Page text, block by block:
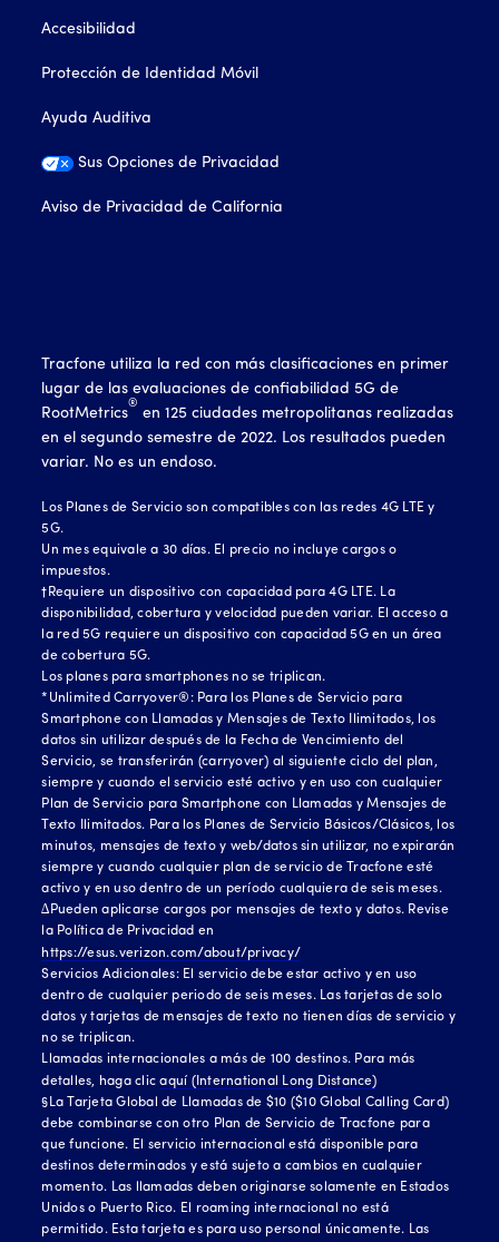
Accesibilidad
Protección de Identidad Móvil
Ayuda Auditiva
Sus Opciones de Privacidad
Aviso de Privacidad de California
Tracfone utiliza la red con más clasificaciones en primer
lugar de las evaluaciones de confiabilidad 5G de
RootMetrics
®
en 125 ciudades metropolitanas realizadas
en el segundo semestre de 2022. Los resultados pueden
variar. No es un endoso.
Los Planes de Servicio son compatibles con las redes 4G LTE y
5G.
Un mes equivale a 30 días. El precio no incluye cargos o
impuestos.
†Requiere un dispositivo con capacidad para 4G LTE. La
disponibilidad, cobertura y velocidad pueden variar. El acceso a
la red 5G requiere un dispositivo con capacidad 5G en un área
de cobertura 5G.
Los planes para smartphones no se triplican.
*Unlimited Carryover®: Para los Planes de Servicio para
Smartphone con Llamadas y Mensajes de Texto Ilimitados, los
datos sin utilizar después de la Fecha de Vencimiento del
Servicio, se transferirán (carryover) al siguiente ciclo del plan,
siempre y cuando el servicio esté activo y en uso con cualquier
Plan de Servicio para Smartphone con Llamadas y Mensajes de
Texto Ilimitados. Para los Planes de Servicio Básicos/Clásicos, los
minutos, mensajes de texto y web/datos sin utilizar, no expirarán
siempre y cuando cualquier plan de servicio de Tracfone esté
activo y en uso dentro de un período cualquiera de seis meses.
∆Pueden aplicarse cargos por mensajes de texto y datos. Revise
la Política de Privacidad en
https://esus.verizon.com/about/privacy/
Servicios Adicionales: El servicio debe estar activo y en uso
dentro de cualquier periodo de seis meses. Las tarjetas de solo
datos y tarjetas de mensajes de texto no tienen días de servicio y
no se triplican.
Llamadas internacionales a más de 100 destinos. Para más
detalles, haga clicaquí (International Long Distance)
§La Tarjeta Global de Llamadas de $10 ($10 Global Calling Card)
debe combinarse con otro Plan de Servicio de Tracfone para
que funcione. El servicio internacional está disponible para
destinos determinados y está sujeto a cambios en cualquier
momento. Las llamadas deben originarse solamente en Estados
Unidos o Puerto Rico. El roaming internacional no está
permitido. Esta tarjeta es para uso personal únicamente. Las